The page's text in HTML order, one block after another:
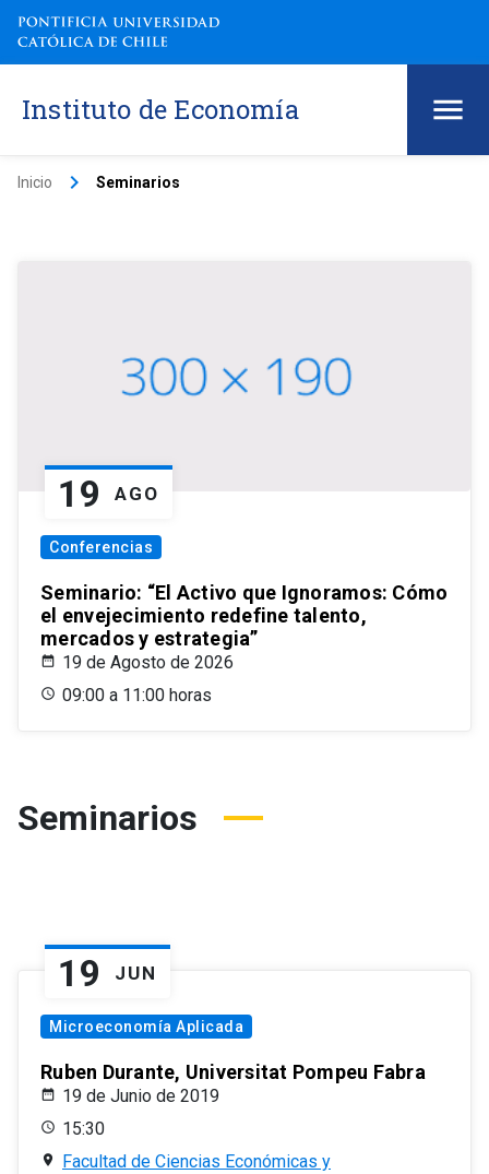
Instituto de Economía
Inicio keyboard_arrow_right Seminarios
19 AGO
Conferencias
Seminario: “El Activo que Ignoramos: Cómo
el envejecimiento redefine talento,
mercados y estrategia”
19 de Agosto de 2026
09:00 a 11:00 horas
Seminarios
19 JUN
Microeconomía Aplicada
Ruben Durante, Universitat Pompeu Fabra
19 de Junio de 2019
15:30
Facultad de Ciencias Económicas y